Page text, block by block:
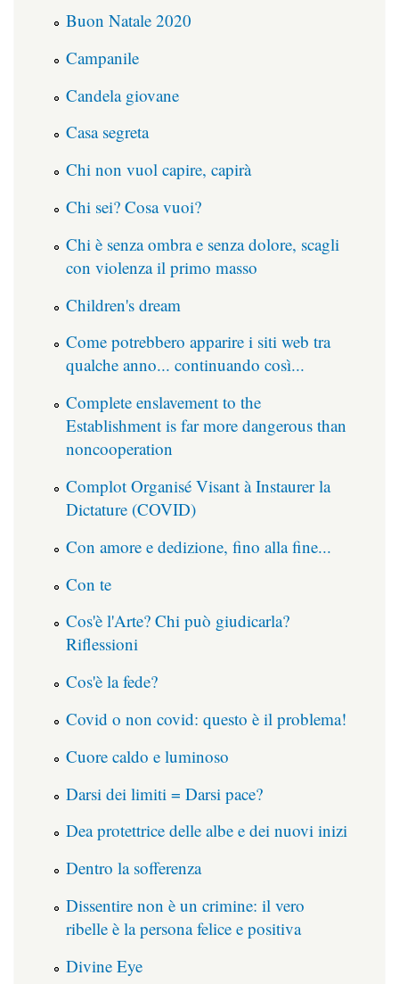
Buon Natale 2020
Campanile
Candela giovane
Casa segreta
Chi non vuol capire, capirà
Chi sei? Cosa vuoi?
Chi è senza ombra e senza dolore, scagli
con violenza il primo masso
Children's dream
Come potrebbero apparire i siti web tra
qualche anno... continuando così...
Complete enslavement to the
Establishment is far more dangerous than
noncooperation
Complot Organisé Visant à Instaurer la
Dictature (COVID)
Con amore e dedizione, fino alla fine...
Con te
Cos'è l'Arte? Chi può giudicarla?
Riflessioni
Cos'è la fede?
Covid o non covid: questo è il problema!
Cuore caldo e luminoso
Darsi dei limiti = Darsi pace?
Dea protettrice delle albe e dei nuovi inizi
Dentro la sofferenza
Dissentire non è un crimine: il vero
ribelle è la persona felice e positiva
Divine Eye